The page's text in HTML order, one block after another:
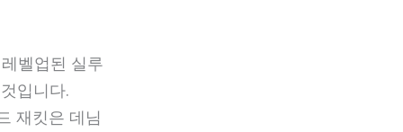
벨업된 실루
입니다.
재킷은 데님